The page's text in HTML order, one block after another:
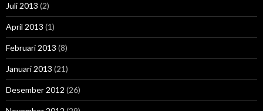
Juli 2013 (2)
April 2013 (1)
Februari 2013 (8)
Januari 2013 (21)
Desember 2012 (26)